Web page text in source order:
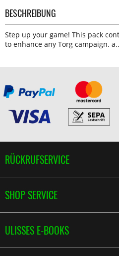
BESCHREIBUNG
Step up your game! This pack
to enhance any Torg campaign.
RÜCKRUFSERVICE
SHOP SERVICE
ULISSES E-BOOKS